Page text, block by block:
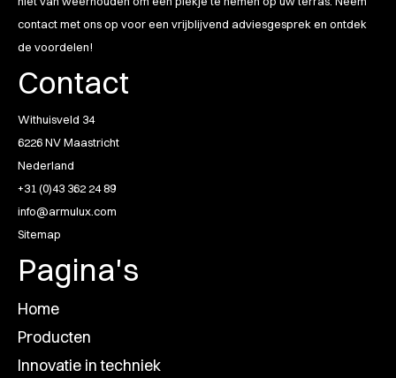
contact met ons op voor een vrijblijvend adviesgesprek en ontdek
de voordelen!
Contact
Withuisveld 34
6226 NV Maastricht
Nederland
+31 (0)43 362 24 89
info@armulux.com
Sitemap
Pagina's
Home
Producten
Innovatie in techniek